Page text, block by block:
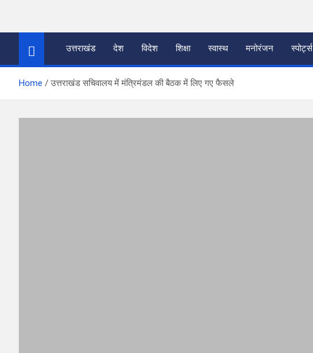
contentthetoptennews.com
उत्तराखंड
देश विदेश शिक्षा स्वास्थ मनोरंजन स्पोर्ट्स
Home उत्तराखंड सचिवालय में मंत्रिमंडल की बैठक में लिए गए फैसले